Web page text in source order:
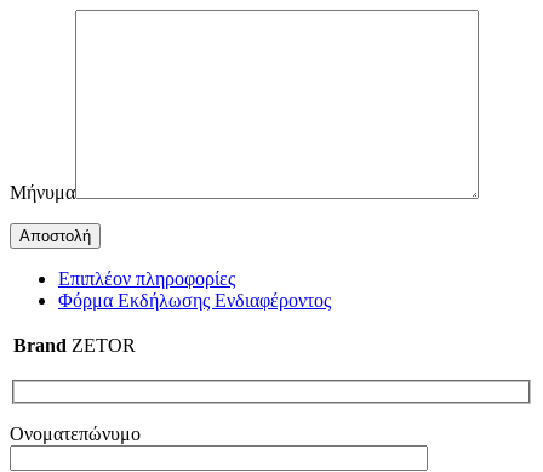
Μήνυμα
Επιπλέον πληροφορίες
Φόρμα Εκδήλωσης Ενδιαφέροντος
Brand ZETOR
Ονοματεπώνυμο